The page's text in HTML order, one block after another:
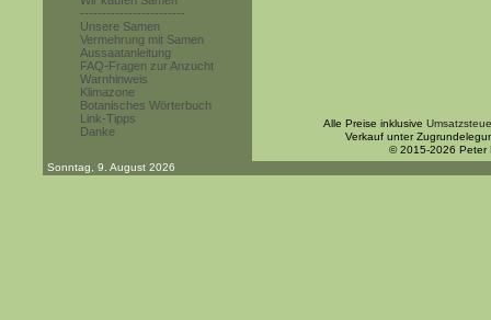
------------------------
Unsere Samen
Vermehrung mit Samen
Aussaatanleitung
FAQ-Fragen zur Anzucht
Warnhinweis
Klimazone
Botanisches Wörterbuch
Link-Tipps
Danke
Alle Preise inklusive
Verkauf unter
© 2015-2026 Peter
Sonntag, 9. August 2026